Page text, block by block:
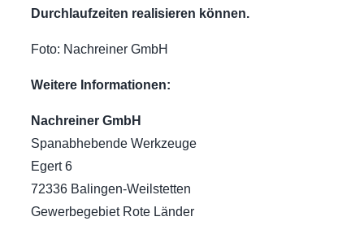
Durchlaufzeiten realisieren können.
Foto: Nachreiner GmbH
Weitere Informationen:
Nachreiner GmbH
Spanabhebende Werkzeuge
Egert 6
72336 Balingen-Weilstetten
Gewerbegebiet Rote Länder